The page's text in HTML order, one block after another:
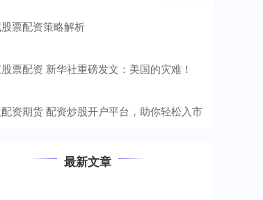
票配资策略解析
票配资 新华社重磅发文：美国的灾难！
资期货 配资炒股开户平台，助你轻松入市
最新文章